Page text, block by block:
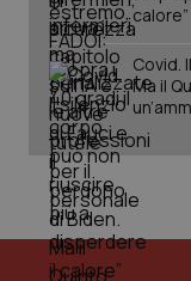
calore”
Covid.
Ma il